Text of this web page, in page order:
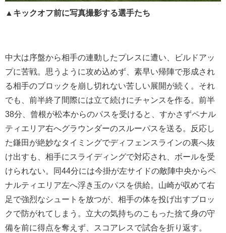
▲キックオフ前に写真撮影する選手たち
中大は序盤から相手の連動したプレスに遭い、ビルドアッ
プに苦戦。思うように攻め込めず、素早い帰陣で形成され
る相手のブロックを崩し切れない苦しい展開が続く。それ
でも、前半終了間際には立て続けにチャンスを作る。前半
38分、曾根が松本からのパスを受けると、すかさずペナル
ティエリア右へグラウンダーのスルーパスを送る。反応し
た鎌田が絶妙なタイミングでディフェンスラインの裏へ抜
け出すも、相手にスライディングで対応され、ボールを受
けられない。同44分には今掛が左サイドの敵陣中央からペ
ナルティエリア左へ浮き玉のパスを供給。山崎が収めて右
足で強烈なシュートを放つが、相手の体を投げ出すブロッ
クで防がれてしまう。立大の気持ちのこもった捨て身の守
備を前に得点を奪えず、スコアレスで試合を折り返す。